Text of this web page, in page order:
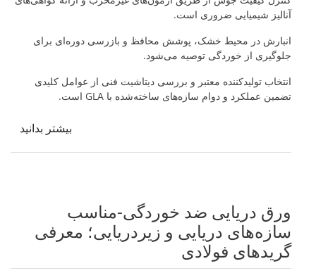
آنالیز شیمیایی ضروری است.
انبارش در محیط خشک، پوشش محافظ و بازرسی دوره‌ای برای
جلوگیری از خوردگی توصیه می‌شود.
انتخاب تولیدکننده معتبر و بررسی دیتاشیت فنی از عوامل کلیدی
تضمین عملکرد و دوام سازه‌های ساخته‌شده با GLA است.
بیشتر بدانید
ورق دریایی ضد خوردگی-مناسب
سازه‌های دریایی و زیردریایی؛ معرفی
گریدهای فولادی